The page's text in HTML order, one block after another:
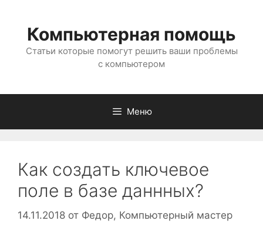
содержимому
Компьютерная помощь
Статьи которые помогут решить ваши проблемы
с компьютером
Меню
Как создать ключевое
поле в базе даннных?
14.11.2018 от Федор, Компьютерный мастер